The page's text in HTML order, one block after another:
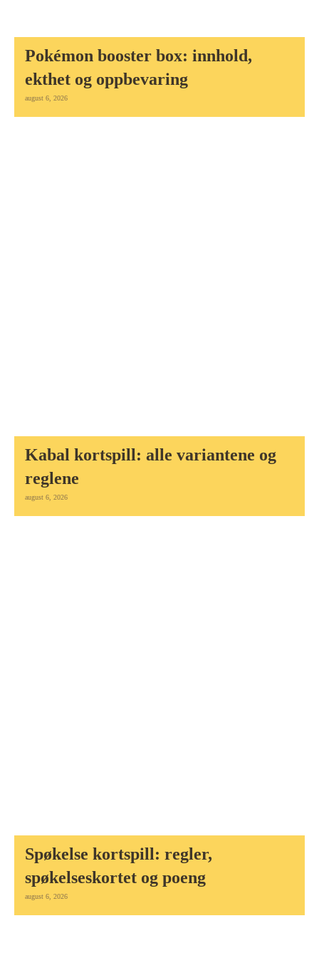
Pokémon booster box: innhold,
ekthet og oppbevaring
august 6, 2026
Kabal kortspill: alle variantene og
reglene
august 6, 2026
Spøkelse kortspill: regler,
spøkelseskortet og poeng
august 6, 2026